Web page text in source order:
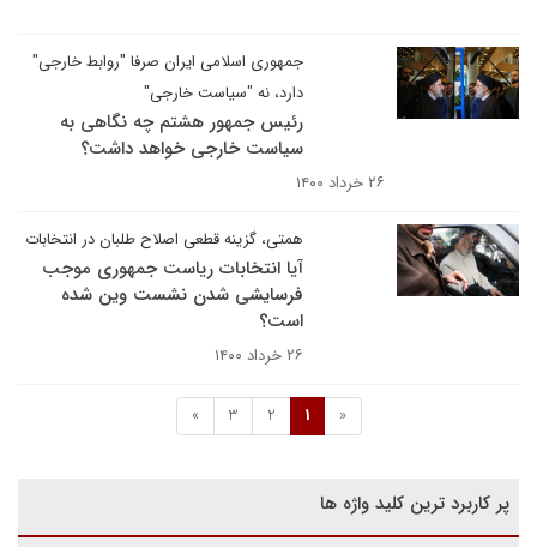
جمهوری اسلامی ایران صرفا "روابط خارجی"
دارد، نه "سیاست خارجی"
رئیس جمهور هشتم چه نگاهی به
سیاست خارجی خواهد داشت؟
۲۶ خرداد ۱۴۰۰
همتی، گزینه قطعی اصلاح طلبان در انتخابات
آیا انتخابات ریاست جمهوری موجب
فرسایشی شدن نشست وین شده
است؟
۲۶ خرداد ۱۴۰۰
«
1
2
3
»
پر کاربرد ترین کلید واژه ها